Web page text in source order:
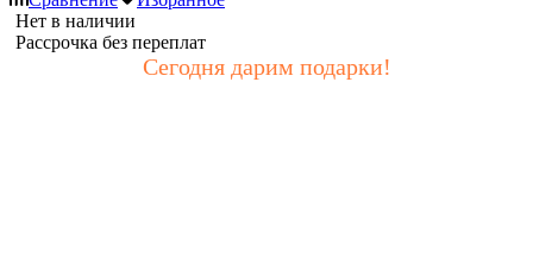
Нет в наличии
Рассрочка без переплат
Сегодня дарим подарки!